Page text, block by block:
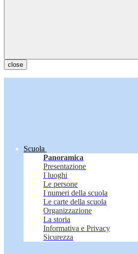
close
Scuola
Panoramica
Presentazione
I luoghi
Le persone
I numeri della scuola
Le carte della scuola
Organizzazione
La storia
Informativa e Privacy
Sicurezza